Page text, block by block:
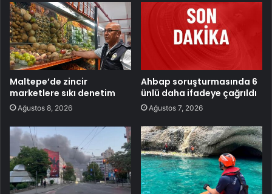
Maltepe’de zincir
marketlere sıkı denetim
Ağustos 8, 2026
Ahbap soruşturmasında 6
ünlü daha ifadeye çağrıldı
Ağustos 7, 2026